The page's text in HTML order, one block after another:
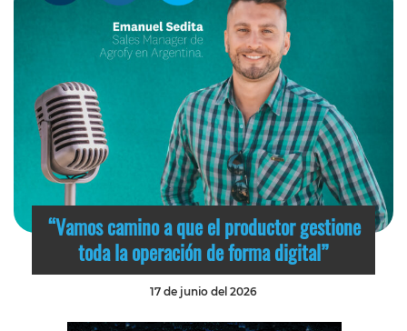
“Vamos camino a que el productor gestione
toda la operación de forma digital”
17 de junio del 2026